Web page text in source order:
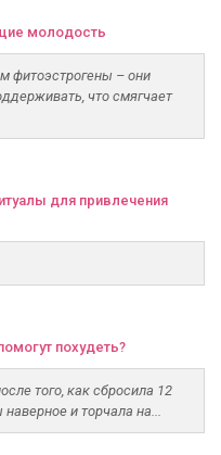
молодость
фитоэстрогены – они
что смягчает
для привлечения
похудеть?
того, как сбросила 12
и торчала на...